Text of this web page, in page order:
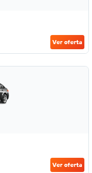
Ver oferta
Ver oferta